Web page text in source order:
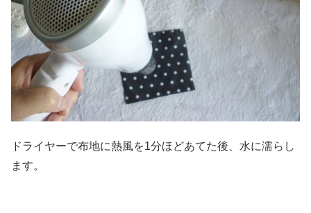
ドライヤーで布地に熱風を1分ほどあてた後、水に濡らし
ます。